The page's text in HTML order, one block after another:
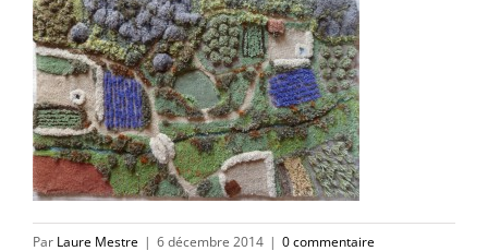
Par Laure Mestre | 6 décembre 2014 | 0 commentaire